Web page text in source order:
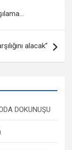
alacak”
DOKUNUŞU